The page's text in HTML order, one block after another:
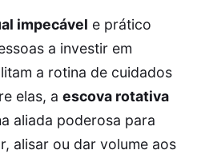
impecável e prático
a investir em
a rotina de cuidados
elas, a escova rotativa
aliada poderosa para
alisar ou dar volume aos